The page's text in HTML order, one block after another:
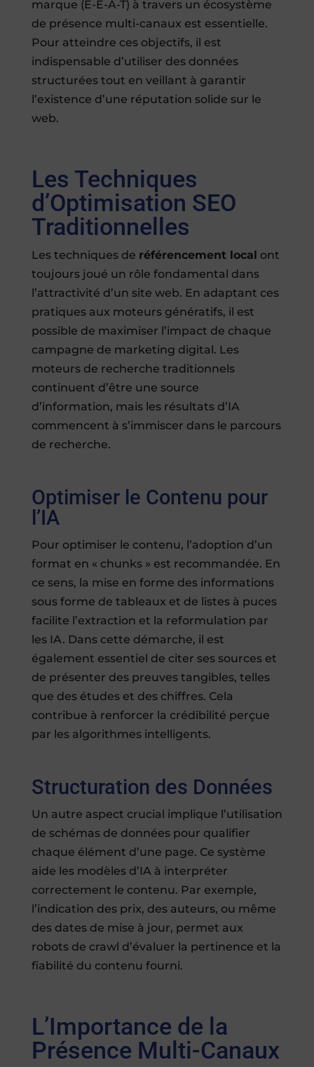
marque (E-E-A-T) à travers un écosystème
de présence multi-canaux est essentielle.
Pour atteindre ces objectifs, il est
indispensable d’utiliser des données
structurées tout en veillant à garantir
l’existence d’une réputation solide sur le
web.
Les Techniques
d’Optimisation SEO
Traditionnelles
Les techniques de référencement local ont
toujours joué un rôle fondamental dans
l’attractivité d’un site web. En adaptant ces
pratiques aux moteurs génératifs, il est
possible de maximiser l’impact de chaque
campagne de marketing digital. Les
moteurs de recherche traditionnels
continuent d’être une source
d’information, mais les résultats d’IA
commencent à s’immiscer dans le parcours
de recherche.
Optimiser le Contenu pour
l’IA
Pour optimiser le contenu, l’adoption d’un
format en « chunks » est recommandée. En
ce sens, la mise en forme des informations
sous forme de tableaux et de listes à puces
facilite l’extraction et la reformulation par
les IA. Dans cette démarche, il est
également essentiel de citer ses sources et
de présenter des preuves tangibles, telles
que des études et des chiffres. Cela
contribue à renforcer la crédibilité perçue
par les algorithmes intelligents.
Structuration des Données
Un autre aspect crucial implique l’utilisation
de schémas de données pour qualifier
chaque élément d’une page. Ce système
aide les modèles d’IA à interpréter
correctement le contenu. Par exemple,
l’indication des prix, des auteurs, ou même
des dates de mise à jour, permet aux
robots de crawl d’évaluer la pertinence et la
fiabilité du contenu fourni.
L’Importance de la
Présence Multi-Canaux